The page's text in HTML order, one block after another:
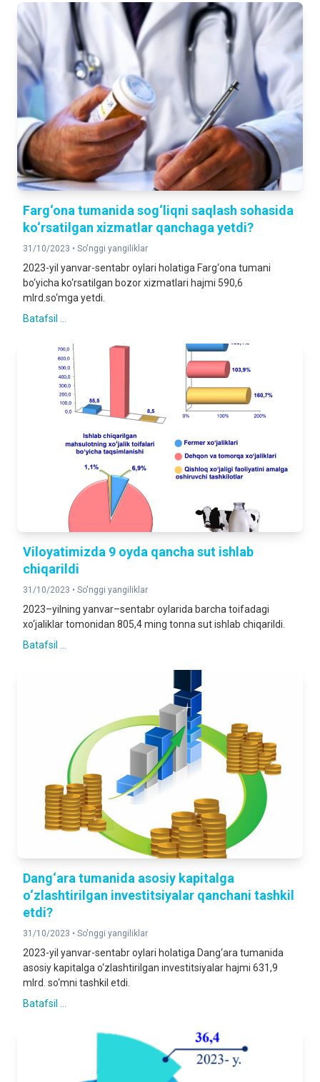
Farg‘ona tumanida sog‘liqni saqlash sohasida
ko‘rsatilgan xizmatlar qanchaga yetdi?
31/10/2023 • So'nggi yangiliklar
2023-yil yanvar-sentabr oylari holatiga Farg‘ona tumani
bo‘yicha ko‘rsatilgan bozor xizmatlari hajmi 590,6
mlrd.so‘mga yetdi.
Batafsil ...
Viloyatimizda 9 oyda qancha sut ishlab
chiqarildi
31/10/2023 • So'nggi yangiliklar
2023–yilning yanvar–sentabr oylarida barcha toifadagi
xo‘jaliklar tomonidan 805,4 ming tonna sut ishlab chiqarildi.
Batafsil ...
Dang‘ara tumanida asosiy kapitalga
o‘zlashtirilgan investitsiyalar qanchani tashkil
etdi?
31/10/2023 • So'nggi yangiliklar
2023-yil yanvar-sentabr oylari holatiga Dang‘ara tumanida
asosiy kapitalga o‘zlashtirilgan investitsiyalar hajmi 631,9
mlrd. so‘mni tashkil etdi.
Batafsil ...